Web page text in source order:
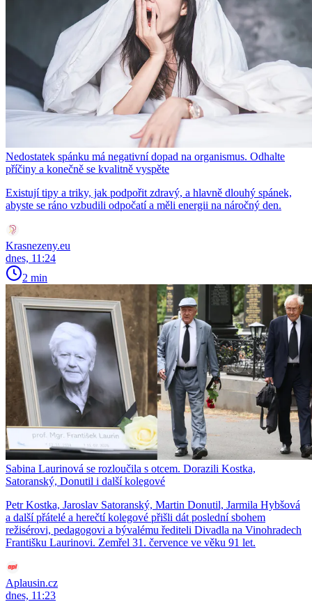
Nedostatek spánku má negativní dopad na organismus. Odhalte
příčiny a konečně se kvalitně vyspěte
Existují tipy a triky, jak podpořit zdravý, a hlavně dlouhý spánek,
abyste se ráno vzbudili odpočatí a měli energii na náročný den.
Krasnezeny.eu
dnes, 11:24
2 min
Sabina Laurinová se rozloučila s otcem. Dorazili Kostka,
Satoranský, Donutil i další kolegové
Petr Kostka, Jaroslav Satoranský, Martin Donutil, Jarmila Hybšová
a další přátelé a herečtí kolegové přišli dát poslední sbohem
režisérovi, pedagogovi a bývalému řediteli Divadla na Vinohradech
Františku Laurinovi. Zemřel 31. července ve věku 91 let.
Aplausin.cz
dnes, 11:23